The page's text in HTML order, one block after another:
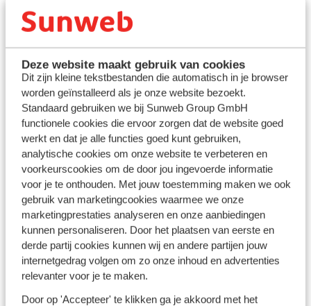
Deze website maakt gebruik van cookies
Dit zijn kleine tekstbestanden die automatisch in je browser
worden geïnstalleerd als je onze website bezoekt.
Standaard gebruiken we bij Sunweb Group GmbH
functionele cookies die ervoor zorgen dat de website goed
werkt en dat je alle functies goed kunt gebruiken,
analytische cookies om onze website te verbeteren en
voorkeurscookies om de door jou ingevoerde informatie
voor je te onthouden. Met jouw toestemming maken we ook
gebruik van marketingcookies waarmee we onze
marketingprestaties analyseren en onze aanbiedingen
kunnen personaliseren. Door het plaatsen van eerste en
derde partij cookies kunnen wij en andere partijen jouw
internetgedrag volgen om zo onze inhoud en advertenties
relevanter voor je te maken.
Door op 'Accepteer' te klikken ga je akkoord met het
Vos vacances idéales au
ski
Découvrir